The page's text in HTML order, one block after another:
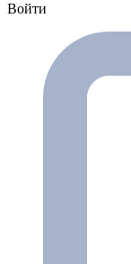
Войти